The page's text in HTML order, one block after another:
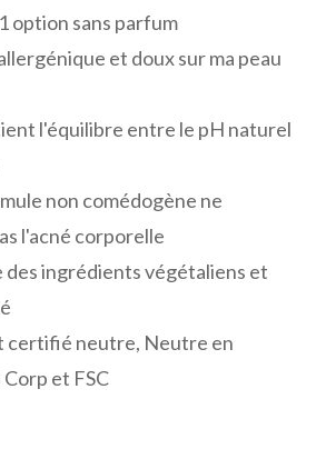
option sans parfum
et doux sur ma peau
l'équilibre entre le pH naturel
non comédogène ne
l'acné corporelle
des ingrédients végétaliens et
certifié neutre, Neutre en
et FSC